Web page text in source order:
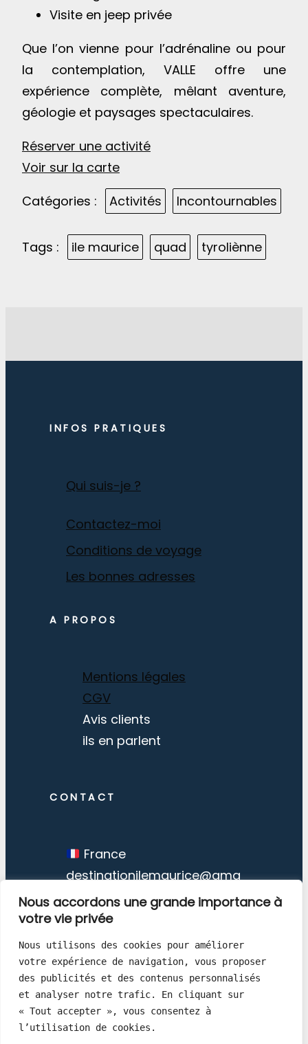
Nous accordons une grande importance à
votre vie privée
Nous utilisons des cookies pour améliorer
votre expérience de navigation, vous proposer
des publicités et des contenus personnalisés
et analyser notre trafic. En cliquant sur
« Tout accepter », vous consentez à
l’utilisation de cookies.
Visite en jeep privée
Que l’on vienne pour l’adrénaline ou pour
la contemplation, VALLE offre une
expérience complète, mêlant aventure,
géologie et paysages spectaculaires.
Réserver une activité
Voir sur la carte
Catégories :
Activités Incontournables
Tags : ile maurice quad tyroliènne
INFOS PRATIQUES
Qui suis-je ?
Contactez-moi
Conditions de voyage
Les bonnes adresses
A PROPOS
Mentions légales
CGV
Avis clients
ils en parlent
CONTACT
France
destinationilemaurice@gma
il.com
Destination Ile Maurice © Copyright
1998 – 2026